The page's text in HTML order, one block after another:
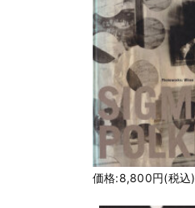
価格:8,800円(税込)